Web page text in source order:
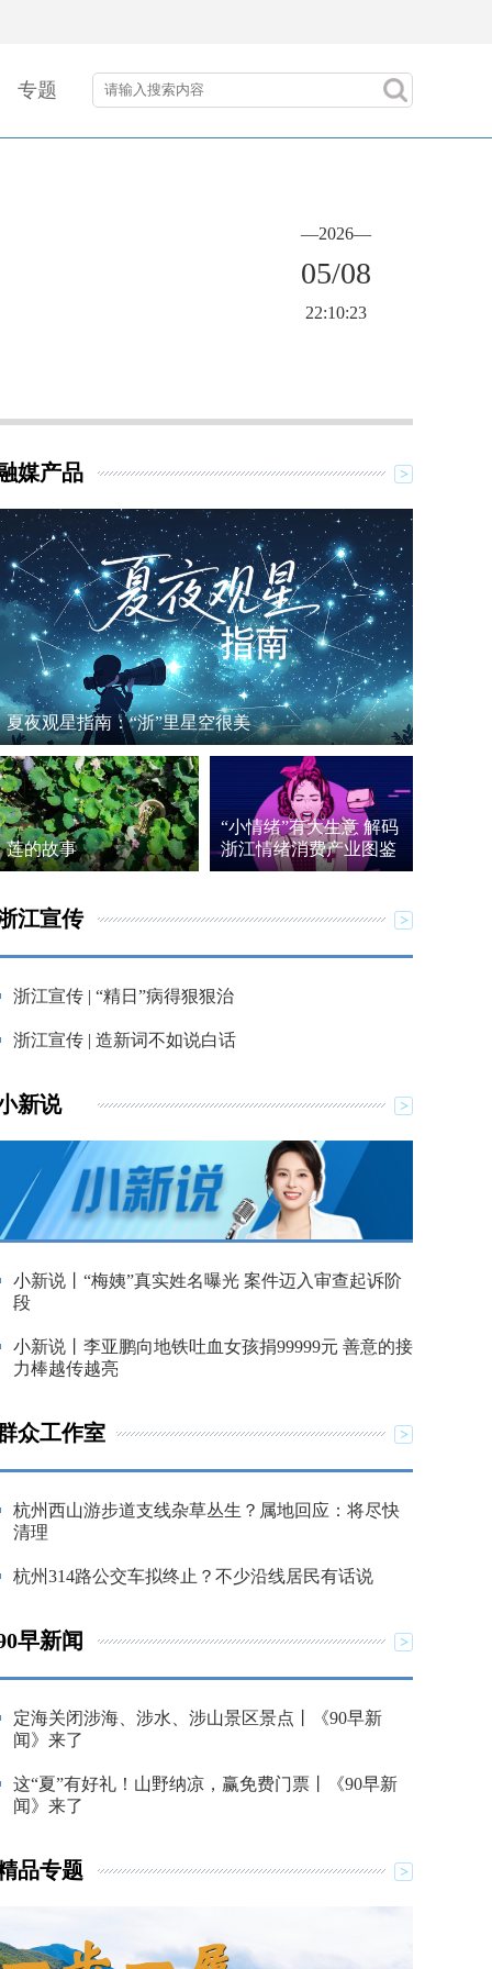
专题
—2026—
05/08
22:10:23
媒产品
夏夜观星指南：“浙”里星空很美
莲的故事
“小情绪”有大生意 解码
浙江情绪消费产业图鉴
江宣传
浙江宣传 | “精日”病得狠狠治
浙江宣传 | 造新词不如说白话
新说
小新说丨“梅姨”真实姓名曝光 案件迈入审查起诉阶
段
小新说丨李亚鹏向地铁吐血女孩捐99999元 善意的接
力棒越传越亮
众工作室
杭州西山游步道支线杂草丛生？属地回应：将尽快
清理
杭州314路公交车拟终止？不少沿线居民有话说
早新闻
定海关闭涉海、涉水、涉山景区景点丨《90早新
闻》来了
这“夏”有好礼！山野纳凉，赢免费门票丨《90早新
闻》来了
品专题